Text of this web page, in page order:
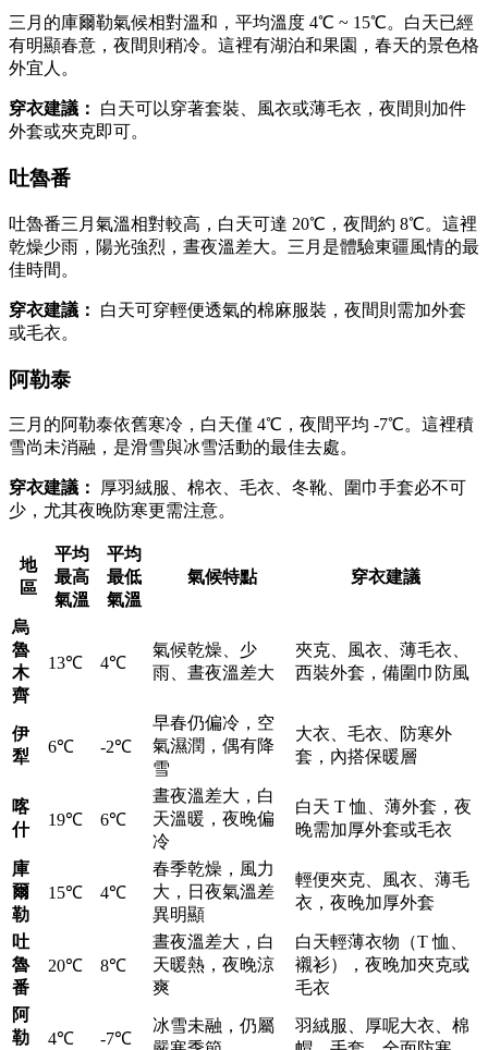
三月的庫爾勒氣候相對溫和，平均溫度 4℃ ~ 15℃。白天已經
有明顯春意，夜間則稍冷。這裡有湖泊和果園，春天的景色格
外宜人。
穿衣建議：
白天可以穿著套裝、風衣或薄毛衣，夜間則加件
外套或夾克即可。
吐魯番
吐魯番三月氣溫相對較高，白天可達 20℃，夜間約 8℃。這裡
乾燥少雨，陽光強烈，晝夜溫差大。三月是體驗東疆風情的最
佳時間。
穿衣建議：
白天可穿輕便透氣的棉麻服裝，夜間則需加外套
或毛衣。
阿勒泰
三月的阿勒泰依舊寒冷，白天僅 4℃，夜間平均 -7℃。這裡積
雪尚未消融，是滑雪與冰雪活動的最佳去處。
穿衣建議：
厚羽絨服、棉衣、毛衣、冬靴、圍巾手套必不可
少，尤其夜晚防寒更需注意。
地
區
平均
最高
氣溫
平均
最低
氣溫
氣候特點 穿衣建議
烏
魯
木
齊
13℃ 4℃
氣候乾燥、少
雨、晝夜溫差大
夾克、風衣、薄毛衣、
西裝外套，備圍巾防風
伊
犁
6℃ -2℃
早春仍偏冷，空
氣濕潤，偶有降
雪
大衣、毛衣、防寒外
套，內搭保暖層
喀
什
19℃ 6℃
晝夜溫差大，白
天溫暖，夜晚偏
冷
白天 T 恤、薄外套，夜
晚需加厚外套或毛衣
庫
爾
勒
15℃ 4℃
春季乾燥，風力
大，日夜氣溫差
異明顯
輕便夾克、風衣、薄毛
衣，夜晚加厚外套
吐
魯
番
20℃ 8℃
晝夜溫差大，白
天暖熱，夜晚涼
爽
白天輕薄衣物（T 恤、
襯衫），夜晚加夾克或
毛衣
阿
勒
4℃ -7℃
冰雪未融，仍屬
羽絨服、厚呢大衣、棉